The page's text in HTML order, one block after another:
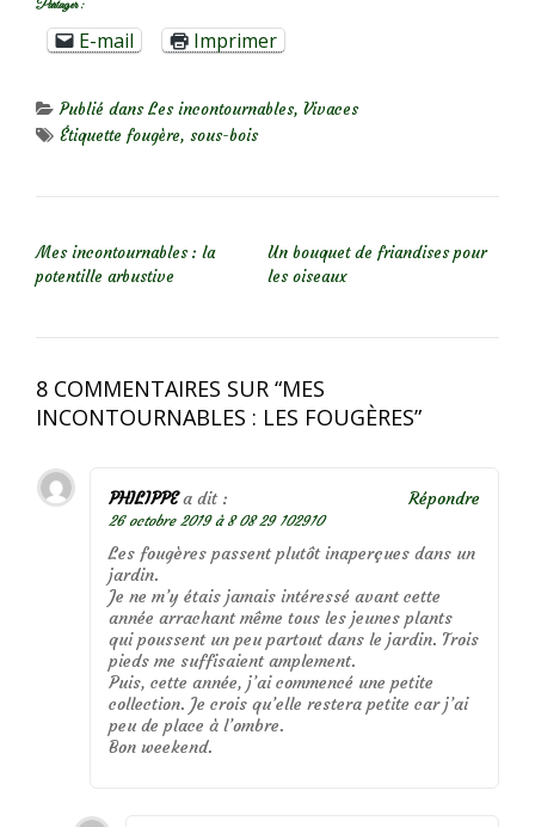
Partager :
E-mail Imprimer
Publié dansLes incontournables, Vivaces
Étiquette fougère, sous-bois
Mes incontournables : la
potentille arbustive
Un bouquet de friandises pour
les oiseaux
8 COMMENTAIRES SUR “MES
INCONTOURNABLES : LES FOUGÈRES”
PHILIPPE a dit :
26 octobre 2019 à 8 08 29 102910
Les fougères passent plutôt inaperçues dans un
jardin.
Je ne m’y étais jamais intéressé avant cette
année arrachant même tous les jeunes plants
qui poussent un peu partout dans le jardin. Trois
pieds me suffisaient amplement.
Puis, cette année, j’ai commencé une petite
collection. Je crois qu’elle restera petite car j’ai
peu de place à l’ombre.
Bon weekend.
Répondre